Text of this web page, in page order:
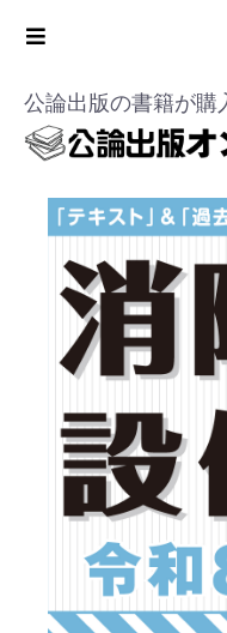
公論出版の書籍が購